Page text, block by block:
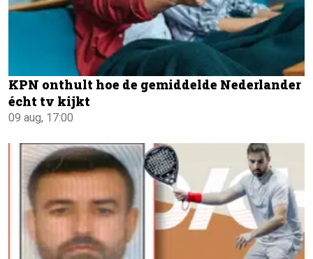
KPN onthult hoe de gemiddelde Nederlander
écht tv kijkt
09 aug, 17:00